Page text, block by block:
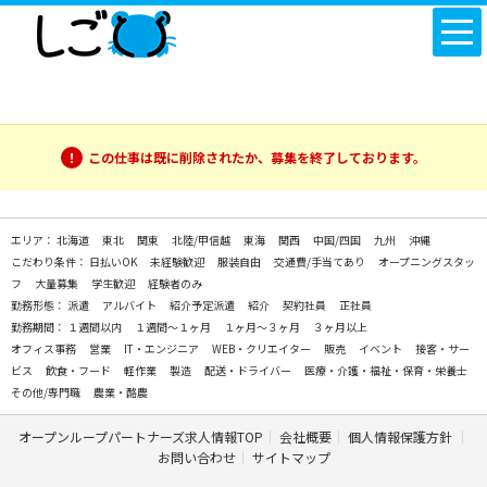
この仕事は既に削除されたか、募集を終了しております。
エリア： 北海道 東北 関東 北陸/甲信越 東海 関西 中国/四国 九州
沖縄
こだわり条件： 日払いOK 未経験歓迎 服装自由 交通費/手当てあり
オープニングスタッ
フ
大量募集 学生歓迎
経験者のみ
勤務形態： 派遣 アルバイト 紹介予定派遣 紹介 契約社員
正社員
勤務期間： １週間以内 １週間～１ヶ月 １ヶ月～３ヶ月
３ヶ月以上
オフィス事務
営業 IT・エンジニア WEB・クリエイター 販売 イベント
接客・サー
ビス
飲食・フード 軽作業 製造 配送・ドライバー
医療・介護・福祉・保育・栄養士
その他/専門職
農業・酪農
オープンループパートナーズ求人情報TOP 会社概要
個人情報保護方針
お問い合わせ
サイトマップ